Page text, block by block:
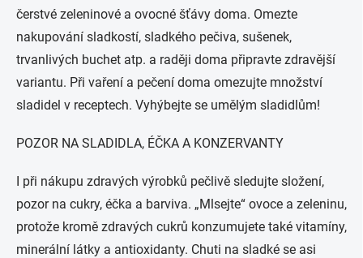
čerstvé zeleninové a ovocné šťávy doma. Omezte
nakupování sladkostí, sladkého pečiva, sušenek,
trvanlivých buchet atp. a raději doma připravte zdravější
variantu. Při vaření a pečení doma omezujte množství
sladidel v receptech. Vyhýbejte se umělým sladidlům!
POZOR NA SLADIDLA, ÉČKA A KONZERVANTY
I při nákupu zdravých výrobků pečlivě sledujte složení,
pozor na cukry, éčka a barviva. „Mlsejte“ ovoce a zeleninu,
protože kromě zdravých cukrů konzumujete také vitamíny,
minerální látky a antioxidanty. Chuti na sladké se asi